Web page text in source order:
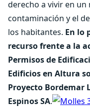
derecho a vivir en
contaminación y el
los habitantes. En lo
recurso frente a la
Permisos de
Edificios en Altura
Proyecto Bordemar
Espinos SA.